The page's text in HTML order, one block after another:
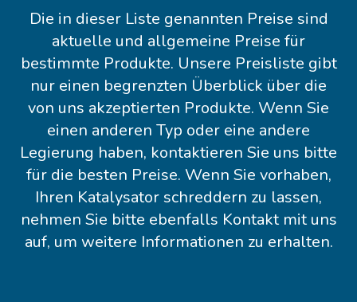
Die in dieser Liste genannten Preise sind
aktuelle und allgemeine Preise für
bestimmte Produkte. Unsere Preisliste gibt
nur einen begrenzten Überblick über die
von uns akzeptierten Produkte. Wenn Sie
einen anderen Typ oder eine andere
Legierung haben, kontaktieren Sie uns bitte
für die besten Preise. Wenn Sie vorhaben,
Ihren Katalysator schreddern zu lassen,
nehmen Sie bitte ebenfalls Kontakt mit uns
auf, um weitere Informationen zu erhalten.